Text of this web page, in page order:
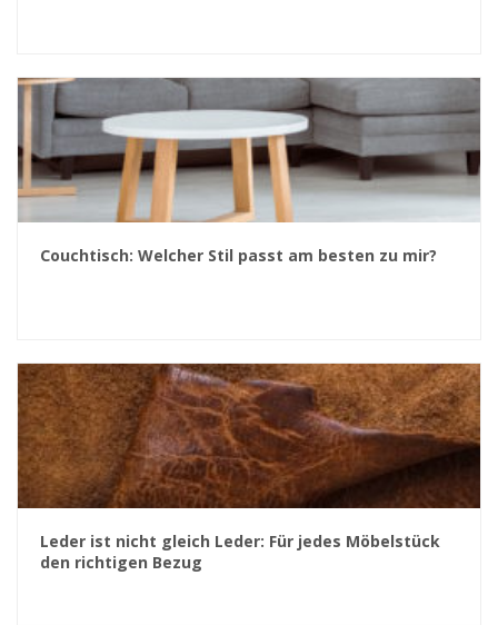
Couchtisch: Welcher Stil passt am besten zu mir?
Leder ist nicht gleich Leder: Für jedes Möbelstück
den richtigen Bezug